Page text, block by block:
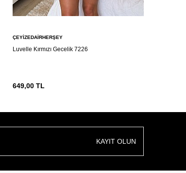
ÇEYIZEDAIRHERŞEY
Luvelle Kırmızı Gecelik 7226
649,00 TL
KAYIT OLUN